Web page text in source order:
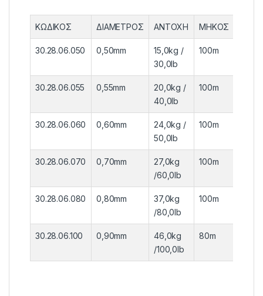
ΚΩΔΙΚΟΣ ΔΙΑΜΕΤΡΟΣ ΑΝΤΟΧΗ ΜΗΚΟΣ
30.28.06.050 0,50mm
15,0kg /
30,0lb
100m
30.28.06.055 0,55mm
20,0kg /
40,0lb
100m
30.28.06.060 0,60mm
24,0kg /
50,0lb
100m
30.28.06.070 0,70mm
27,0kg
/60,0lb
100m
30.28.06.080 0,80mm
37,0kg
/80,0lb
100m
30.28.06.100 0,90mm
46,0kg
/100,0lb
80m